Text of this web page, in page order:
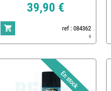
39,90 €
ref : 084362
0